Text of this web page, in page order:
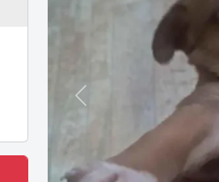
Previous